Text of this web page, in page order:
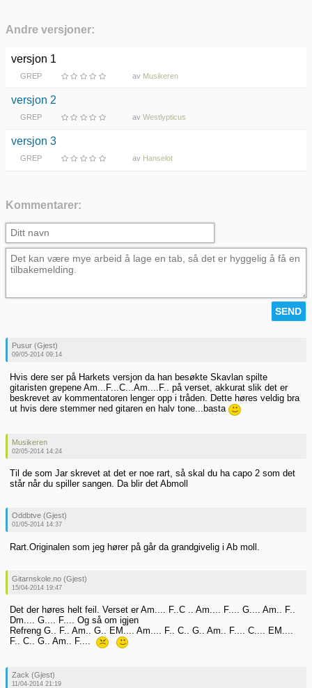
Andre versjoner:
versjon 1
GREP av Musikeren
versjon 2
GREP av Westlypticus
versjon 3
GREP av Hanselot
Kommentarer:
Pusur (Gjest)
09/05-2014 09:14
Hvis dere ser på Harkets versjon da han besøkte Skavlan spilte
gitaristen grepene Am...F...C...Am....F.. på verset, akkurat slik det er
beskrevet av kommentatoren lenger opp i tråden. Dette høres veldig bra
ut hvis dere stemmer ned gitaren en halv tone...basta
Musikeren
02/05-2014 14:24
Til de som Jar skrevet at det er noe rart, så skal du ha capo 2 som det
står når du spiller sangen. Da blir det Abmoll
Oddbtve (Gjest)
01/05-2014 14:37
Rart.Originalen som jeg hører på går da grandgivelig i Ab moll.
Gitarnskole.no (Gjest)
15/04-2014 19:47
Det der høres helt feil. Verset er Am.... F..C .. Am.... F.... G.... Am.. F..
Dm.... G.... F.... Og så om igjen
Refreng G.. F.. Am.. G.. EM.... Am.... F.. C.. G.. Am.. F.... C.... EM....
F.. C.. G.. Am.. F....
Zack (Gjest)
11/04-2014 21:19